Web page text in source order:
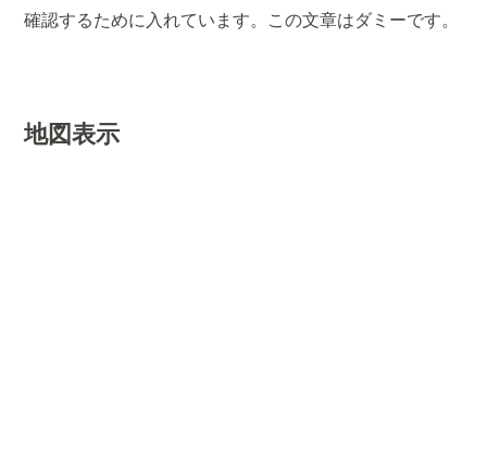
確認するために入れています。この文章はダミーです。
地図表示